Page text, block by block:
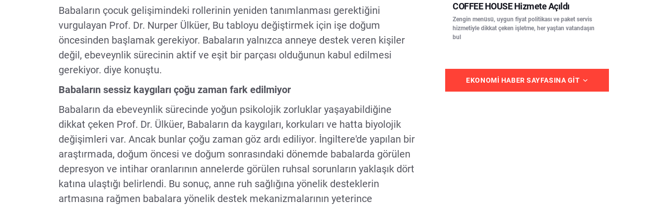
Babaların çocuk gelişimindeki rollerinin yeniden tanımlanması gerektiğini
vurgulayan Prof. Dr. Nurper Ülküer, Bu tabloyu değiştirmek için işe doğum
öncesinden başlamak gerekiyor. Babaların yalnızca anneye destek veren kişiler
değil, ebeveynlik sürecinin aktif ve eşit bir parçası olduğunun kabul edilmesi
gerekiyor. diye konuştu.
Babaların sessiz kaygıları çoğu zaman fark edilmiyor
Babaların da ebeveynlik sürecinde yoğun psikolojik zorluklar yaşayabildiğine
dikkat çeken Prof. Dr. Ülküer, Babaların da kaygıları, korkuları ve hatta biyolojik
değişimleri var. Ancak bunlar çoğu zaman göz ardı ediliyor. İngiltere'de yapılan bir
araştırmada, doğum öncesi ve doğum sonrasındaki dönemde babalarda görülen
depresyon ve intihar oranlarının annelerde görülen ruhsal sorunların yaklaşık dört
katına ulaştığı belirlendi. Bu sonuç, anne ruh sağlığına yönelik desteklerin
artmasına rağmen babalara yönelik destek mekanizmalarının yeterince
COFFEE HOUSE Hizmete Açıldı
Zengin menüsü, uygun fiyat politikası ve paket servis
hizmetiyle dikkat çeken işletme, her yaştan vatandaşın
bul
EKONOMI HABER SAYFASINA GIT